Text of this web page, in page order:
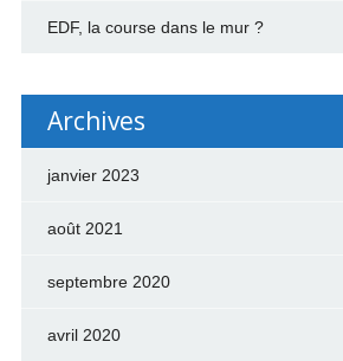
EDF, la course dans le mur ?
Archives
janvier 2023
août 2021
septembre 2020
avril 2020